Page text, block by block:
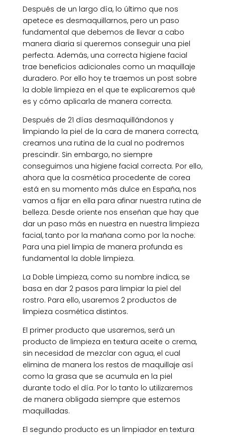
Después de un largo día, lo último que nos
apetece es desmaquillarnos, pero un paso
fundamental que debemos de llevar a cabo
manera diaria si queremos conseguir una piel
perfecta. Además, una correcta higiene facial
trae beneficios adicionales como un maquillaje
duradero. Por ello hoy te traemos un post sobre
la doble limpieza en el que te explicaremos qué
es y cómo aplicarla de manera correcta.
Después de 21 días desmaquillándonos y
limpiando la piel de la cara de manera correcta,
creamos una rutina de la cual no podremos
prescindir. Sin embargo, no siempre
conseguimos una higiene facial correcta. Por ello,
ahora que la cosmética procedente de corea
está en su momento más dulce en España, nos
vamos a fijar en ella para afinar nuestra rutina de
belleza. Desde oriente nos enseñan que hay que
dar un paso más en nuestra en nuestra limpieza
facial, tanto por la mañana como por la noche:
Para una piel limpia de manera profunda es
fundamental la doble limpieza.
La Doble Limpieza, como su nombre indica, se
basa en dar 2 pasos para limpiar la piel del
rostro. Para ello, usaremos 2 productos de
limpieza cosmética distintos.
El primer producto que usaremos, será un
producto de limpieza en textura aceite o crema,
sin necesidad de mezclar con agua, el cual
elimina de manera los restos de maquillaje así
como la grasa que se acumula en la piel
durante todo el día. Por lo tanto lo utilizaremos
de manera obligada siempre que estemos
maquilladas.
El segundo producto es un limpiador en textura